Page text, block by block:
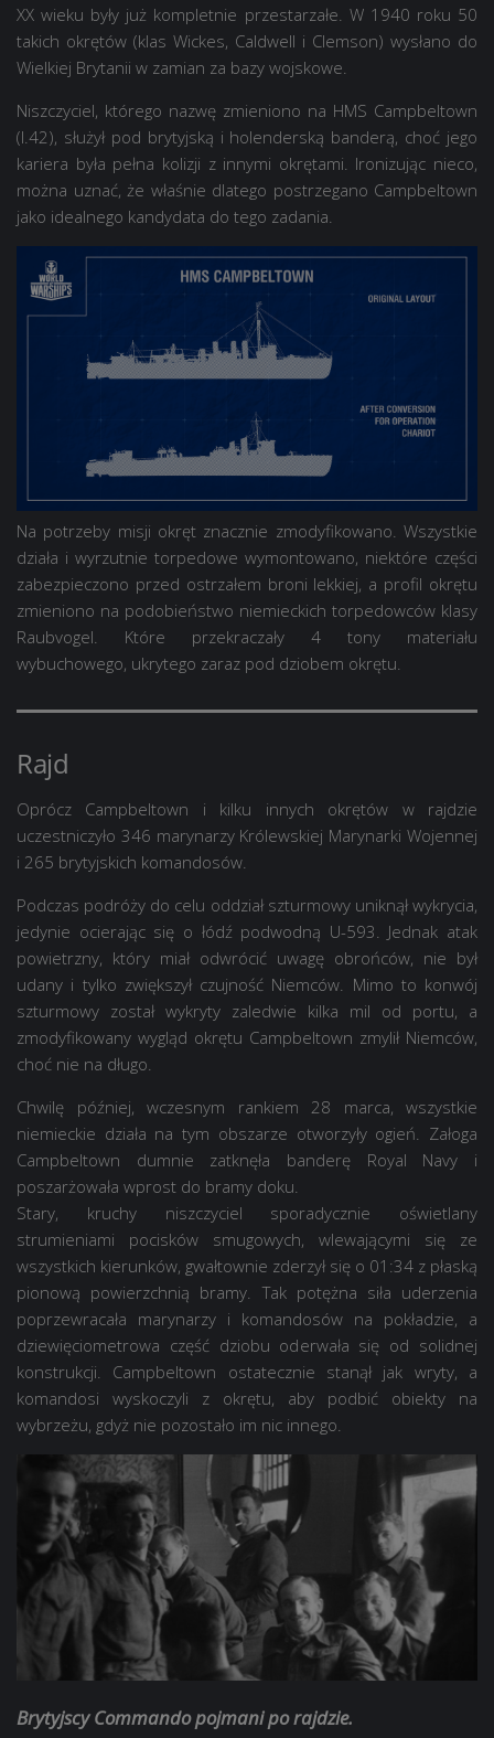
XX wieku były już kompletnie przestarzałe. W 1940 roku 50
takich okrętów (klas Wickes, Caldwell i Clemson) wysłano do
Wielkiej Brytanii w zamian za bazy wojskowe.
Niszczyciel, którego nazwę zmieniono na HMS Campbeltown
(I.42), służył pod brytyjską i holenderską banderą, choć jego
kariera była pełna kolizji z innymi okrętami. Ironizując nieco,
można uznać, że właśnie dlatego postrzegano Campbeltown
jako idealnego kandydata do tego zadania.
Na potrzeby misji okręt znacznie zmodyfikowano. Wszystkie
działa i wyrzutnie torpedowe wymontowano, niektóre części
zabezpieczono przed ostrzałem broni lekkiej, a profil okrętu
zmieniono na podobieństwo niemieckich torpedowców klasy
Raubvogel. Które przekraczały 4 tony materiału
wybuchowego, ukrytego zaraz pod dziobem okrętu.
Rajd
Oprócz Campbeltown i kilku innych okrętów w rajdzie
uczestniczyło 346 marynarzy Królewskiej Marynarki Wojennej
i 265 brytyjskich komandosów.
Podczas podróży do celu oddział szturmowy uniknął wykrycia,
jedynie ocierając się o łódź podwodną U-593. Jednak atak
powietrzny, który miał odwrócić uwagę obrońców, nie był
udany i tylko zwiększył czujność Niemców. Mimo to konwój
szturmowy został wykryty zaledwie kilka mil od portu, a
zmodyfikowany wygląd okrętu Campbeltown zmylił Niemców,
choć nie na długo.
Chwilę później, wczesnym rankiem 28 marca, wszystkie
niemieckie działa na tym obszarze otworzyły ogień. Załoga
Campbeltown dumnie zatknęła banderę Royal Navy i
poszarżowała wprost do bramy doku.
Stary, kruchy niszczyciel sporadycznie oświetlany
strumieniami pocisków smugowych, wlewającymi się ze
wszystkich kierunków, gwałtownie zderzył się o 01:34 z płaską
pionową powierzchnią bramy. Tak potężna siła uderzenia
poprzewracała marynarzy i komandosów na pokładzie, a
dziewięciometrowa część dziobu oderwała się od solidnej
konstrukcji. Campbeltown ostatecznie stanął jak wryty, a
komandosi wyskoczyli z okrętu, aby podbić obiekty na
wybrzeżu, gdyż nie pozostało im nic innego.
Brytyjscy Commando pojmani po rajdzie.